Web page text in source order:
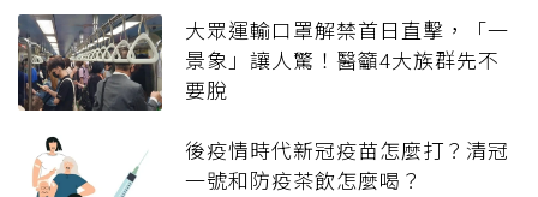
大眾運輸口罩解禁首日直擊，「一
景象」讓人驚！醫籲4大族群先不
要脫
後疫情時代新冠疫苗怎麼打？清冠
一號和防疫茶飲怎麼喝？